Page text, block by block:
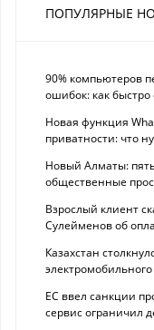
ПОПУЛЯРНЫЕ
90% компьютеров
ошибок: как
Новая функция
приватности: что
Новый Алматы:
общественные
Взрослый клиент
Сулейменов об
Казахстан
ЕС ввел санкции
сервис ограничил